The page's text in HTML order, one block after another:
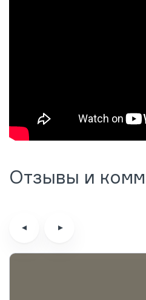
Отзывы и